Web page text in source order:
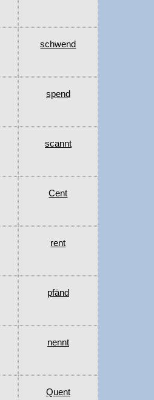
schwend
spend
scannt
Cent
rent
pfänd
nennt
Quent